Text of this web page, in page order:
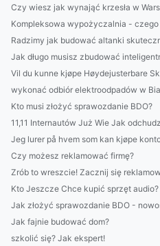
Czy wiesz jak wynająć krzesła w
Kompleksowa wypożyczalnia -
Radzimy jak budować altanki
Jak długo musisz zbudować
Vil du kunne kjøpe Høydejusterbare
wykonać odbiór elektroodpadów w
Kto musi złożyć sprawozdanie BDO?
11,11 Internautów Już Wie Jak
Jeg lurer på hvem som kan kjøpe
Czy możesz reklamować firmę?
Zrób to wreszcie! Zacznij się
Kto Jeszcze Chce kupić sprzęt audio?
Jak złożyć sprawozdanie BDO -
Jak fajnie budować dom?
szkolić się? Jak ekspert!